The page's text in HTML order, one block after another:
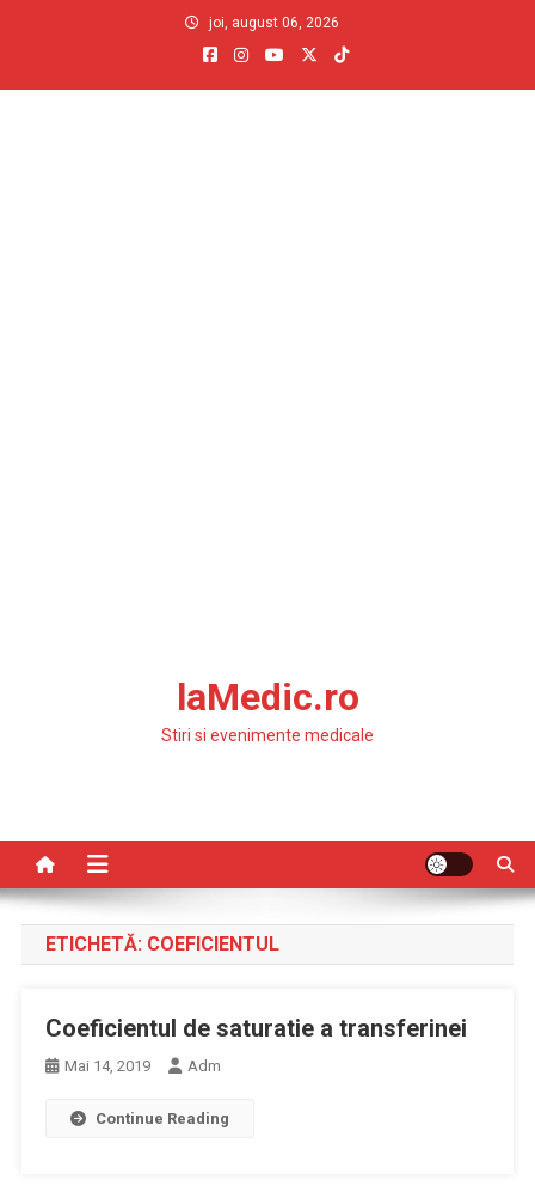
joi, august 06, 2026
laMedic.ro
Stiri si evenimente medicale
ETICHETĂ: COEFICIENTUL
Coeficientul de saturatie a transferinei
Mai 14, 2019 Adm
Continue Reading